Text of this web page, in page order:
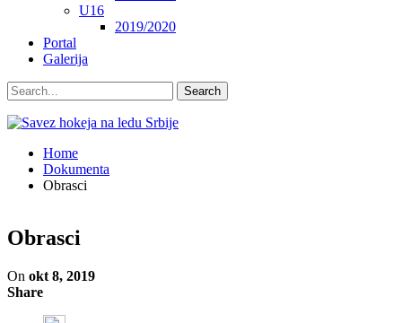
U16
2019/2020
Portal
Galerija
Home
Dokumenta
Obrasci
Obrasci
On okt 8, 2019
Share